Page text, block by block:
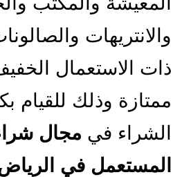
والانتريهات
ذات الاستعمال
ممتازة وذلك للقيام
الشراء في مجال
المستعمل في